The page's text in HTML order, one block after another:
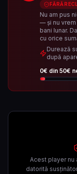
FĂRĂ
Nu am pus
— și nu vrem
bani lunar.
cu orice
Durează
după
0€ din 50€
Acest player
datorită